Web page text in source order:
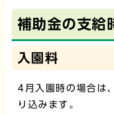
補助金の支給
入園料
4月入園時の場合は
り込みます。